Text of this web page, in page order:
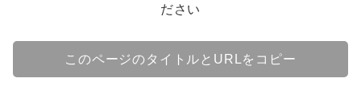
ださい
このページのタイトルとURLをコピー